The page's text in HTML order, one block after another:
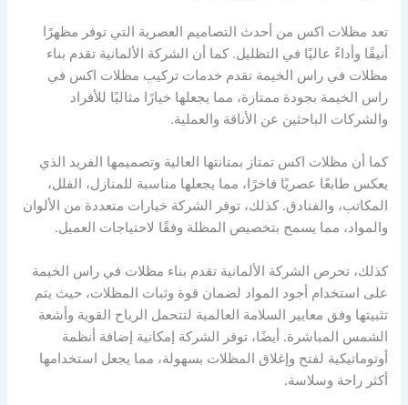
تعد مظلات اكس من أحدث التصاميم العصرية التي توفر مظهرًا
أنيقًا وأداءً عاليًا في التظليل. كما أن الشركة الألمانية تقدم بناء
مظلات في راس الخيمة تقدم خدمات تركيب مظلات اكس في
راس الخيمة بجودة ممتازة، مما يجعلها خيارًا مثاليًا للأفراد
والشركات الباحثين عن الأناقة والعملية.
كما أن مظلات اكس تمتاز بمتانتها العالية وتصميمها الفريد الذي
يعكس طابعًا عصريًا فاخرًا، مما يجعلها مناسبة للمنازل، الفلل،
المكاتب، والفنادق. كذلك، توفر الشركة خيارات متعددة من الألوان
والمواد، مما يسمح بتخصيص المظلة وفقًا لاحتياجات العميل.
كذلك، تحرص الشركة الألمانية تقدم بناء مظلات في راس الخيمة
على استخدام أجود المواد لضمان قوة وثبات المظلات، حيث يتم
تثبيتها وفق معايير السلامة العالمية لتتحمل الرياح القوية وأشعة
الشمس المباشرة. أيضًا، توفر الشركة إمكانية إضافة أنظمة
أوتوماتيكية لفتح وإغلاق المظلات بسهولة، مما يجعل استخدامها
أكثر راحة وسلاسة.